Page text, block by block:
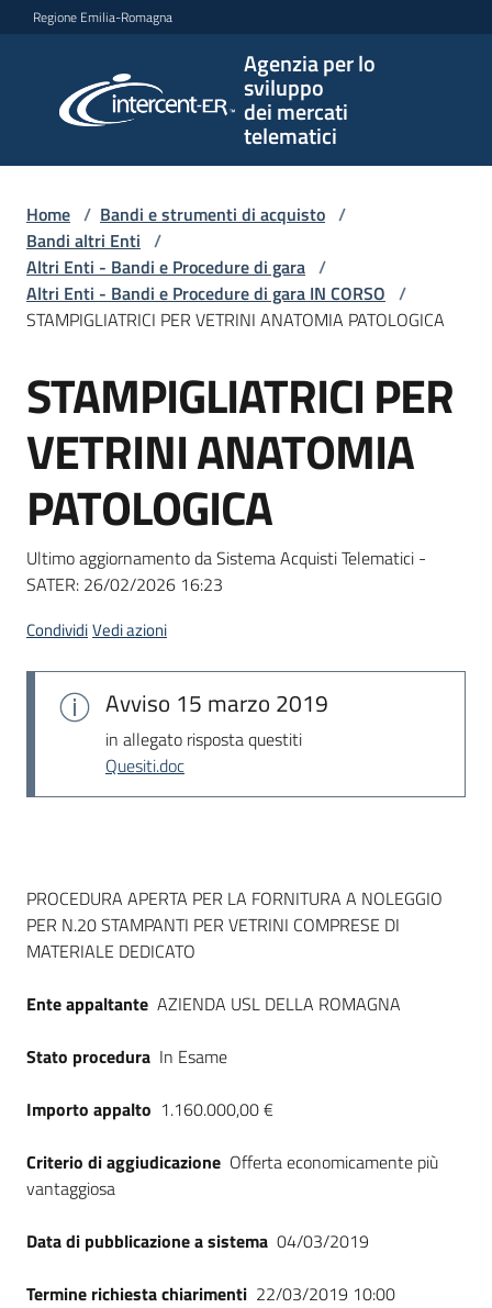
Vai al contenuto
Vai alla navigazione
Vai al footer
Regione Emilia-Romagna
Agenzia per lo
sviluppo
dei mercati
telematici
per lo
sviluppo
telematici
L'Agenzia
Bandi
strumenti
acquisto
Supporto
telematiche
site
Seguici
Home / Bandi e strumenti di acquisto /
Bandi altri Enti /
Altri Enti - Bandi e Procedure di gara /
Altri Enti - Bandi e Procedure di gara IN CORSO /
STAMPIGLIATRICI PER VETRINI ANATOMIA PATOLOGICA
Salta al contenuto
STAMPIGLIATRICI PER
VETRINI ANATOMIA
PATOLOGICA
Ultimo aggiornamento da Sistema Acquisti Telematici -
SATER: 26/02/2026 16:23
CondividiVedi azioni
Avviso 15 marzo 2019
in allegato risposta questiti
Quesiti.doc
Dati del bando
PROCEDURA APERTA PER LA FORNITURA A NOLEGGIO
PER N.20 STAMPANTI PER VETRINI COMPRESE DI
MATERIALE DEDICATO
Ente appaltante AZIENDA USL DELLA ROMAGNA
Stato procedura In Esame
Importo appalto 1.160.000,00 €
Criterio di aggiudicazione Offerta economicamente più
vantaggiosa
Data di pubblicazione a sistema 04/03/2019
Termine richiesta chiarimenti 22/03/2019 10:00